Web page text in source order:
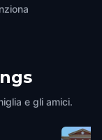
e gli amici.